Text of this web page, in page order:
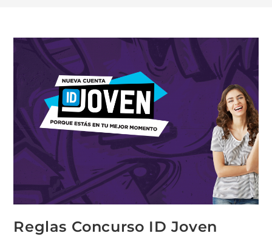
Reglas Concurso ID Joven